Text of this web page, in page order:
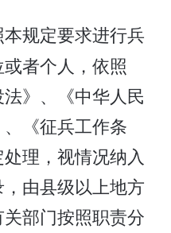
规定要求进行兵
者个人，依照
法》、《中华人民
《征兵工作条
理，视情况纳入
由县级以上地方
部门按照职责分